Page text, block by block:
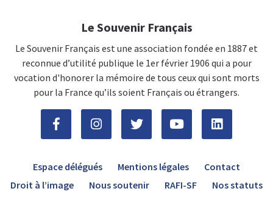
Le Souvenir Français
Le Souvenir Français est une association fondée en 1887 et
reconnue d’utilité publique le 1er février 1906 qui a pour
vocation d'honorer la mémoire de tous ceux qui sont morts
pour la France qu’ils soient Français ou étrangers.
Espace délégués Mentions légales
Contact
Droit à l’image
Nous soutenir RAFI-SF Nos statuts